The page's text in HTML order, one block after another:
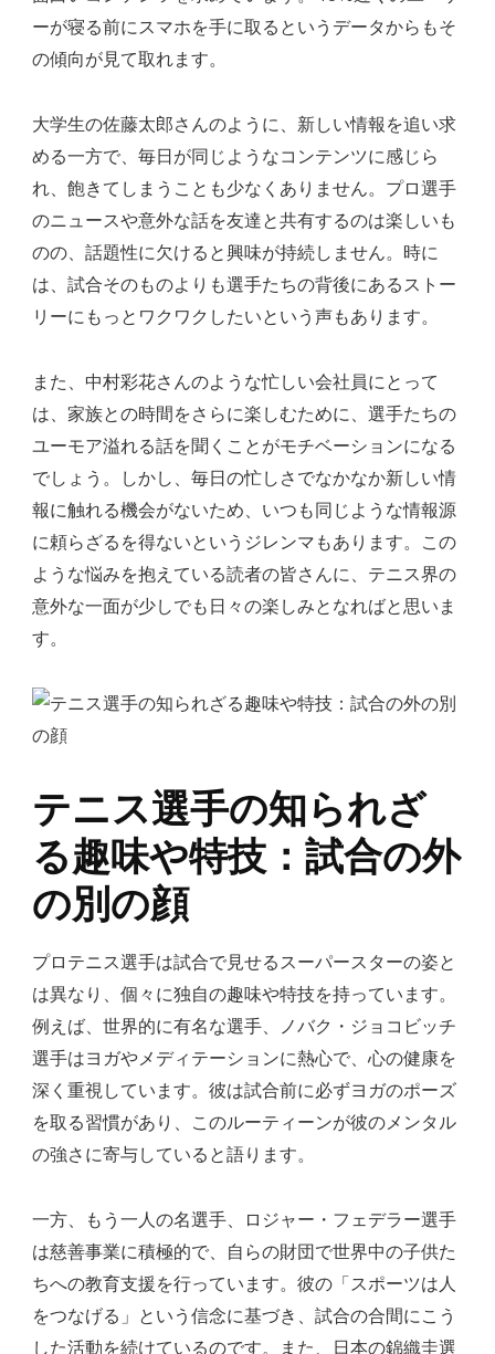
ーが寝る前にスマホを手に取るというデータからもそ
の傾向が見て取れます。
大学生の佐藤太郎さんのように、新しい情報を追い求
める一方で、毎日が同じようなコンテンツに感じら
れ、飽きてしまうことも少なくありません。プロ選手
のニュースや意外な話を友達と共有するのは楽しいも
のの、話題性に欠けると興味が持続しません。時に
は、試合そのものよりも選手たちの背後にあるストー
リーにもっとワクワクしたいという声もあります。
また、中村彩花さんのような忙しい会社員にとって
は、家族との時間をさらに楽しむために、選手たちの
ユーモア溢れる話を聞くことがモチベーションになる
でしょう。しかし、毎日の忙しさでなかなか新しい情
報に触れる機会がないため、いつも同じような情報源
に頼らざるを得ないというジレンマもあります。この
ような悩みを抱えている読者の皆さんに、テニス界の
意外な一面が少しでも日々の楽しみとなればと思いま
す。
テニス選手の知られざ
る趣味や特技：試合の外
の別の顔
プロテニス選手は試合で見せるスーパースターの姿と
は異なり、個々に独自の趣味や特技を持っています。
例えば、世界的に有名な選手、ノバク・ジョコビッチ
選手はヨガやメディテーションに熱心で、心の健康を
深く重視しています。彼は試合前に必ずヨガのポーズ
を取る習慣があり、このルーティーンが彼のメンタル
の強さに寄与していると語ります。
一方、もう一人の名選手、ロジャー・フェデラー選手
は慈善事業に積極的で、自らの財団で世界中の子供た
ちへの教育支援を行っています。彼の「スポーツは人
をつなげる」という信念に基づき、試合の合間にこう
した活動を続けているのです。また、日本の錦織圭選